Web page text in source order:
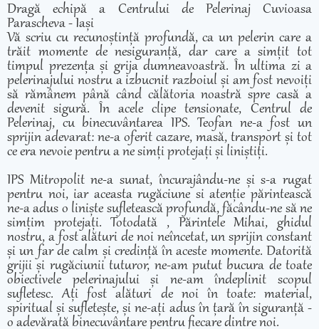
Dragă echipă a Centrului de Pelerinaj Cuvioasa
Parascheva - Iași
Vă scriu cu recunoștință profundă, ca un pelerin care a
trăit momente de nesiguranță, dar care a simțit tot
timpul prezența și grija dumneavoastră. În ultima zi a
pelerinajului nostru a izbucnit razboiul și am fost nevoiți
să rămânem până când călătoria noastră spre casă a
devenit sigură. În acele clipe tensionate, Centrul de
Pelerinaj, cu binecuvântarea IPS. Teofan ne-a fost un
sprijin adevarat: ne-a oferit cazare, masă, transport și tot
ce era nevoie pentru a ne simți protejați și liniștiți.
IPS Mitropolit ne-a sunat, încurajându-ne și s-a rugat
pentru noi, iar aceasta rugăciune si atenție părintească
ne-a adus o liniște sufletească profundă, făcându-ne să ne
simțim protejați. Totodată , Părintele Mihai, ghidul
nostru, a fost alături de noi neîncetat, un sprijin constant
și un far de calm și credință în aceste momente. Datorită
grijii și rugăciunii tuturor, ne-am putut bucura de toate
obiectivele pelerinajului și ne-am îndeplinit scopul
sufletesc. Ați fost alături de noi în toate: material,
spiritual și sufletește, și ne-ați adus în țară în siguranță -
o adevărată binecuvântare pentru fiecare dintre noi.